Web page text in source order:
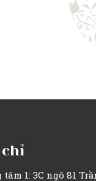
1: 3C ngõ 81